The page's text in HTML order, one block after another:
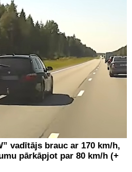
vadītājs brauc ar 170 km/h,
pārkāpjot par 80 km/h (+